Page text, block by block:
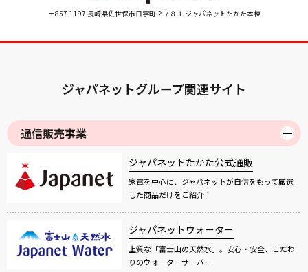
〒857-1197 長崎県佐世保市日宇町２７８１ ジャパネットたかた本棟
ジャパネットグループ関連サイト
通信販売事業
ジャパネットたかた公式通販
家電を中心に、ジャパネットが自信をもって厳選
した商品だけをご紹介！
ジャパネットウォーター
上質な「富士山の天然水」。安心・安全、こだわ
りのウォーターサーバー